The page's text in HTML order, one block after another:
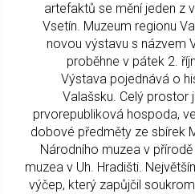
artefaktů se mění jeden z
Vsetín. Muzeum regionu
novou výstavu s názvem
proběhne v pátek 2.
Výstava pojednává o
Valašsku. Celý prostor
prvorepubliková hospoda,
dobové předměty ze sbírek
Národního muzea v
muzea v Uh. Hradišti.
výčep, který zapůjčil